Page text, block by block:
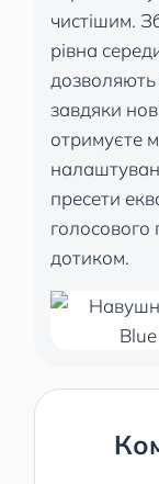
чистішим.
рівна
завдяки
отримуєте
пресети
голосового
дотиком.